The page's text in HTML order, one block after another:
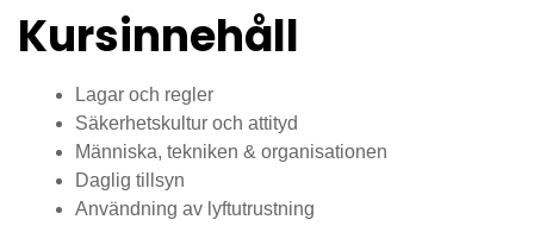
Kursinnehåll
Lagar och regler
Säkerhetskultur och attityd
Människa, tekniken & organisationen
Daglig tillsyn
Användning av lyftutrustning